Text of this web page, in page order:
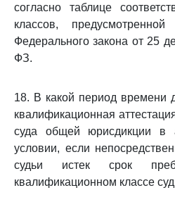
согласно таблице
классов, предусмотренной
Федерального закона от 25
ФЗ.
18. В какой период времени
квалификационная
суда общей юрисдикции в
условии, если
судьи истек срок
квалификационном классе